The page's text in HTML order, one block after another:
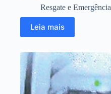
Resgate e Emergência
Leia mais